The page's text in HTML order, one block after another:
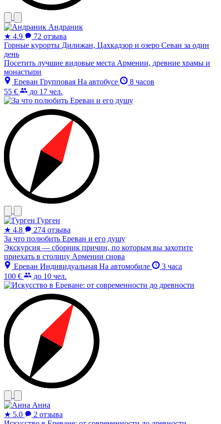
Андраник
★ 4.9
72 отзыва
Горные курорты Дилижан, Цахкадзор и озеро Севан за один
день
Посетить лучшие видовые места Армении, древние храмы и
монастыри
Ереван Групповая На автобусе
8 часов
55 €
до 17 чел.
Гурген
★ 4.8
274 отзыва
За что полюбить Ереван и его душу
Экскурсия — сборник причин, по которым вы захотите
приехать в столицу Армении снова
Ереван Индивидуальная На автомобиле
3 часа
100 €
до 10 чел.
Анна
★ 5.0
2 отзыва